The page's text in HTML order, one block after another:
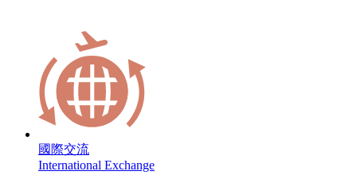
國際交流
International Exchange